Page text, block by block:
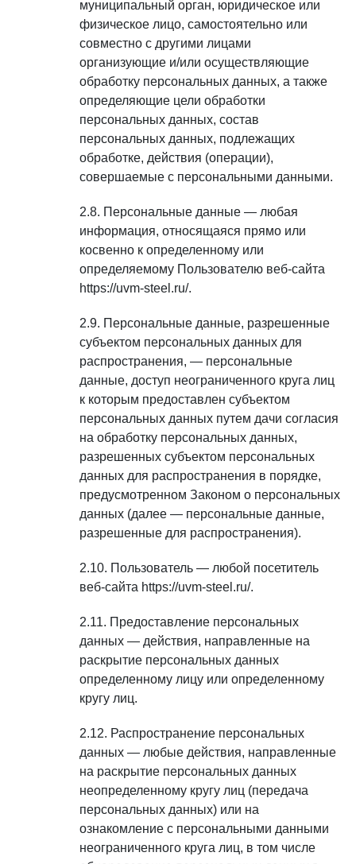
муниципальный орган, юридическое или
физическое лицо, самостоятельно или
совместно с другими лицами
организующие и/или осуществляющие
обработку персональных данных, а также
определяющие цели обработки
персональных данных, состав
персональных данных, подлежащих
обработке, действия (операции),
совершаемые с персональными данными.
Персональные данные — любая
информация, относящаяся прямо или
косвенно к определенному или
определяемому Пользователю веб-сайта
https://uvm-steel.ru/.
Персональные данные, разрешенные
субъектом персональных данных для
распространения, — персональные
данные, доступ неограниченного круга лиц
к которым предоставлен субъектом
персональных данных путем дачи согласия
на обработку персональных данных,
разрешенных субъектом персональных
данных для распространения в порядке,
предусмотренном Законом о персональных
данных (далее — персональные данные,
разрешенные для распространения).
Пользователь — любой посетитель
веб-сайта https://uvm-steel.ru/.
Предоставление персональных
данных — действия, направленные на
раскрытие персональных данных
определенному лицу или определенному
кругу лиц.
Распространение персональных
данных — любые действия, направленные
на раскрытие персональных данных
неопределенному кругу лиц (передача
персональных данных) или на
ознакомление с персональными данными
неограниченного круга лиц, в том числе